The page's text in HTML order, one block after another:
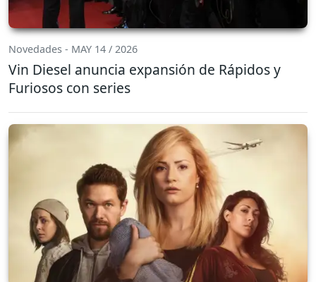
Novedades - MAY 14 / 2026
Vin Diesel anuncia expansión de Rápidos y
Furiosos con series